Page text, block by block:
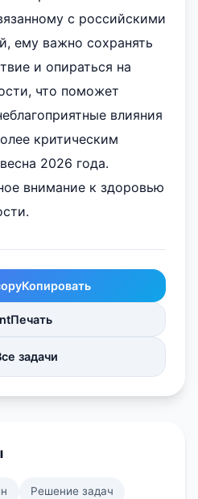
с российскими
ему важно сохранять
и опираться на
что поможет
влияния
критическим
2026 года.
внимание к здоровью
Копировать
Печать
задачи
Решение задач